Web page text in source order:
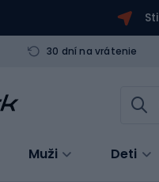
30 dní na vrátenie
Muži Deti